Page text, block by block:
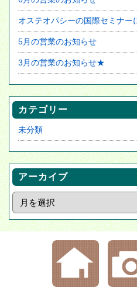
オステオパシーの国際セミナー
5月の営業のお知らせ
3月の営業のお知らせ★
カテゴリー
未分類
アーカイブ